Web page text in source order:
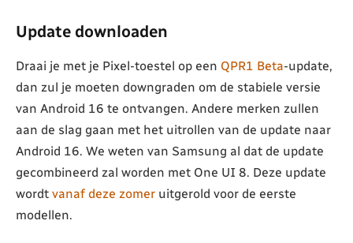
Update downloaden
Draai je met je Pixel-toestel op een QPR1 Beta-update,
dan zul je moeten downgraden om de stabiele versie
van Android 16 te ontvangen. Andere merken zullen
aan de slag gaan met het uitrollen van de update naar
Android 16. We weten van Samsung al dat de update
gecombineerd zal worden met One UI 8. Deze update
wordt vanaf deze zomer uitgerold voor de eerste
modellen.